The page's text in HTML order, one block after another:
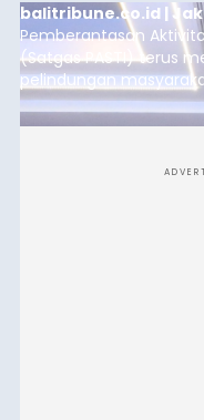
balitribune.co.id |
Pemberantasan
(Satgas PASTI) terus
pelindungan
meningkatnya
semakin kompleks.